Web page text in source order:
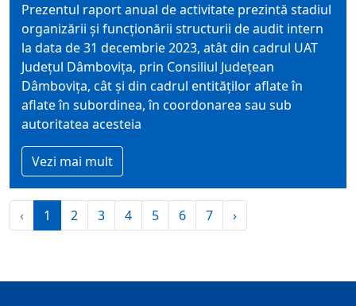
Prezentul raport anual de activitate prezintă stadiul
organizării şi funcţionării structurii de audit intern
la data de 31 decembrie 2023, atât din cadrul UAT
Judeţul Dâmboviţa, prin Consiliul Judeţean
Dâmboviţa, cât şi din cadrul entităţilor aflate în
aflate în subordinea, în coordonarea sau sub
autoritatea acesteia
Vezi mai mult
‹ 1 2 3 4 5 6 7 ›